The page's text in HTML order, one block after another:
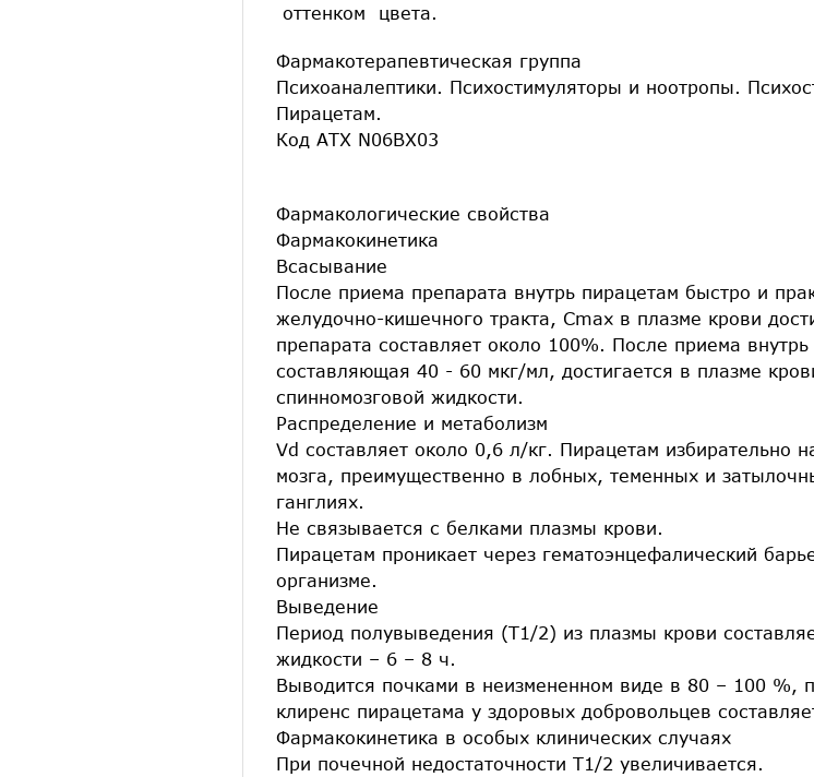
оттенком цвета.
Фармакотерапевтическая группа
Психоаналептики. Психостимуляторы и ноотропы.
Пирацетам.
Код АТХ N06BX03
Фармакологические свойства
Фармакокинетика
Всасывание
После приема препарата внутрь пирацетам быстро и
желудочно-кишечного тракта, Cmax в плазме крови
препарата составляет около 100%. После приема
составляющая 40 - 60 мкг/мл, достигается в плазме
спинномозговой жидкости.
Распределение и метаболизм
Vd составляет около 0,6 л/кг. Пирацетам избирательно
мозга, преимущественно в лобных, теменных и
ганглиях.
Не связывается с белками плазмы крови.
Пирацетам проникает через гематоэнцефалический
организме.
Выведение
Период полувыведения (T1/2) из плазмы крови
жидкости – 6 – 8 ч.
Выводится почками в неизмененном виде в 80 – 100 %,
клиренс пирацетама у здоровых добровольцев
Фармакокинетика в особых клинических случаях
При почечной недостаточности T1/2 увеличивается.